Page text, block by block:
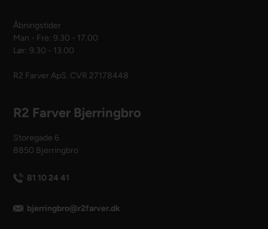
Åbningstider
Man - Fre: 9.30 - 17.00
Lør: 9.30 - 13.00
R2 Farver ApS. CVR 27178448
R2 Farver Bjerringbro
Storegade 6
8850 Bjerringbro
81 10 24 41
bjerringbro@r2farver.dk